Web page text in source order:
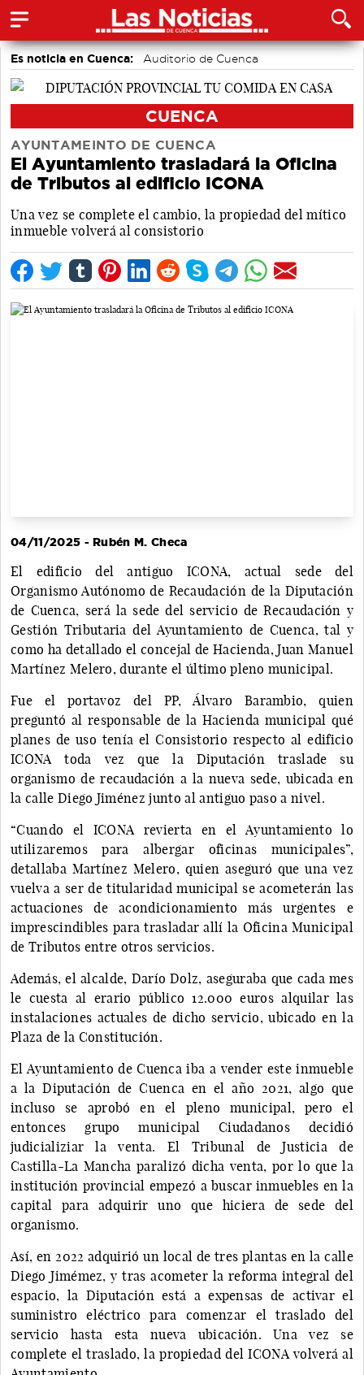
Es noticia en Cuenca: Auditorio de Cuenca
CUENCA
AYUNTAMEINTO DE CUENCA
El Ayuntamiento trasladará la Oficina
de Tributos al edificio ICONA
Una vez se complete el cambio, la propiedad del mítico
inmueble volverá al consistorio
04/11/2025 - Rubén M. Checa
El edificio del antiguo ICONA, actual sede del
Organismo Autónomo de Recaudación de la Diputación
de Cuenca, será la sede del servicio de Recaudación y
Gestión Tributaria del Ayuntamiento de Cuenca, tal y
como ha detallado el concejal de Hacienda, Juan Manuel
Martínez Melero, durante el último pleno municipal.
Fue el portavoz del PP, Álvaro Barambio, quien
preguntó al responsable de la Hacienda municipal qué
planes de uso tenía el Consistorio respecto al edificio
ICONA toda vez que la Diputación traslade su
organismo de recaudación a la nueva sede, ubicada en
la calle Diego Jiménez junto al antiguo paso a nivel.
“Cuando el ICONA revierta en el Ayuntamiento lo
utilizaremos para albergar oficinas municipales”,
detallaba Martínez Melero, quien aseguró que una vez
vuelva a ser de titularidad municipal se acometerán las
actuaciones de acondicionamiento más urgentes e
imprescindibles para trasladar allí la Oficina Municipal
de Tributos entre otros servicios.
Además, el alcalde, Darío Dolz, aseguraba que cada mes
le cuesta al erario público 12.000 euros alquilar las
instalaciones actuales de dicho servicio, ubicado en la
Plaza de la Constitución.
El Ayuntamiento de Cuenca iba a vender este inmueble
a la Diputación de Cuenca en el año 2021, algo que
incluso se aprobó en el pleno municipal, pero el
entonces grupo municipal Ciudadanos decidió
judicializiar la venta. El Tribunal de Justicia de
Castilla-La Mancha paralizó dicha venta, por lo que la
institución provincial empezó a buscar inmuebles en la
capital para adquirir uno que hiciera de sede del
organismo.
Así, en 2022 adquirió un local de tres plantas en la calle
Diego Jimémez, y tras acometer la reforma integral del
espacio, la Diputación está a expensas de activar el
suministro eléctrico para comenzar el traslado del
servicio hasta esta nueva ubicación. Una vez se
complete el traslado, la propiedad del ICONA volverá al